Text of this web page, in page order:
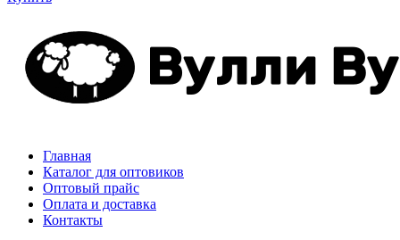
Главная
Каталог для оптовиков
Оптовый прайс
Оплата и доставка
Контакты